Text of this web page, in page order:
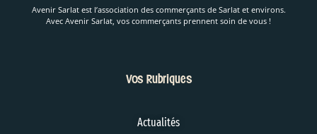
Avenir Sarlat est l’association des commerçants de Sarlat et environs.
Avec Avenir Sarlat, vos commerçants prennent soin de vous !
Vos Rubriques
Actualités